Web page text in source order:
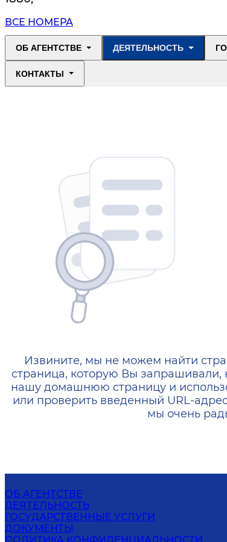
ВСЕ НОМЕРА
ОБ АГЕНТСТВЕ ДЕЯТЕЛЬНОСТЬ
КОНТАКТЫ
404 — Страница не
Извините, мы не можем найти
страница, которую Вы запрашивали,
нашу домашнюю страницу и
или проверить введенный URL-
мы очень
ОБ АГЕНТСТВЕ
ДЕЯТЕЛЬНОСТЬ
ГОСУДАРСТВЕННЫЕ УСЛУГИ
ДОКУМЕНТЫ